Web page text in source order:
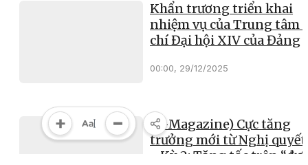
Khẩn trương triển khai
nhiệm vụ của Trung tâm
chí Đại hội XIV của Đảng
00:00, 29/12/2025
(E-Magazine) Cực tăng
trưởng mới từ Nghị quyết
- Kỳ 2: Tăng tốc trên